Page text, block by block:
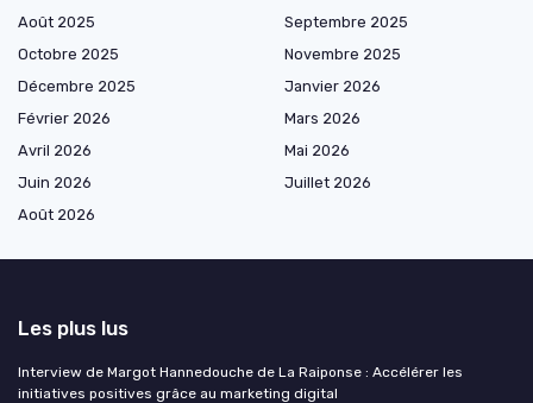
Août 2025
Septembre 2025
Octobre 2025
Novembre 2025
Décembre 2025
Janvier 2026
Février 2026
Mars 2026
Avril 2026
Mai 2026
Juin 2026
Juillet 2026
Août 2026
Les plus lus
Interview de Margot Hannedouche de La Raiponse : Accélérer les
initiatives positives grâce au marketing digital